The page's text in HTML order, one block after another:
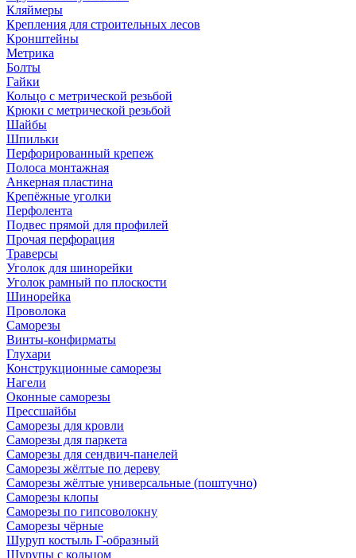
Кляймеры
Крепления для строительных лесов
Кронштейны
Метрика
Болты
Гайки
Кольцо с метрической резьбой
Крюки с метрической резьбой
Шайбы
Шпильки
Перфорированный крепеж
Полоса монтажная
Анкерная пластина
Крепёжные уголки
Перфолента
Подвес прямой для профилей
Прочая перфорация
Траверсы
Уголок для шинорейки
Уголок рамный по плоскости
Шинорейка
Проволока
Саморезы
Винты-конфирматы
Глухари
Конструкционные саморезы
Нагели
Оконные саморезы
Прессшайбы
Саморезы для кровли
Саморезы для паркета
Саморезы для сендвич-панелей
Саморезы жёлтые по дереву
Саморезы жёлтые универсальные (поштучно)
Саморезы клопы
Саморезы по гипсоволокну
Саморезы чёрные
Шуруп костыль Г-образный
Шурупы с кольцом